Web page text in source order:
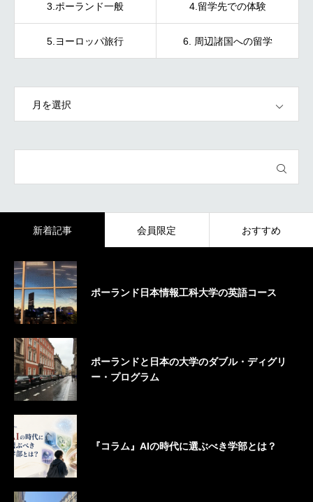
3.ポーランド一般 4.留学先での体験
5.ヨーロッパ旅行 6. 周辺諸国への留学
新着記事 会員限定 おすすめ
ポーランド日本情報工科大学の英語コース
ポーランドと日本の大学のダブル・ディグリ
ー・プログラム
『コラム』AIの時代に選ぶべき学部とは？